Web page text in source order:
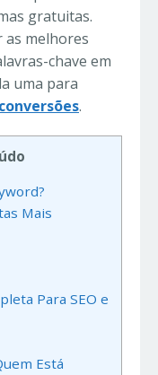
gratuitas.
as melhores
chave em
uma para
.
Mais
Para SEO e
Está